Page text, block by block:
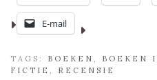
E-mail
TAGS: BOEKEN BOEKEN
FICTIE
RECENSIE